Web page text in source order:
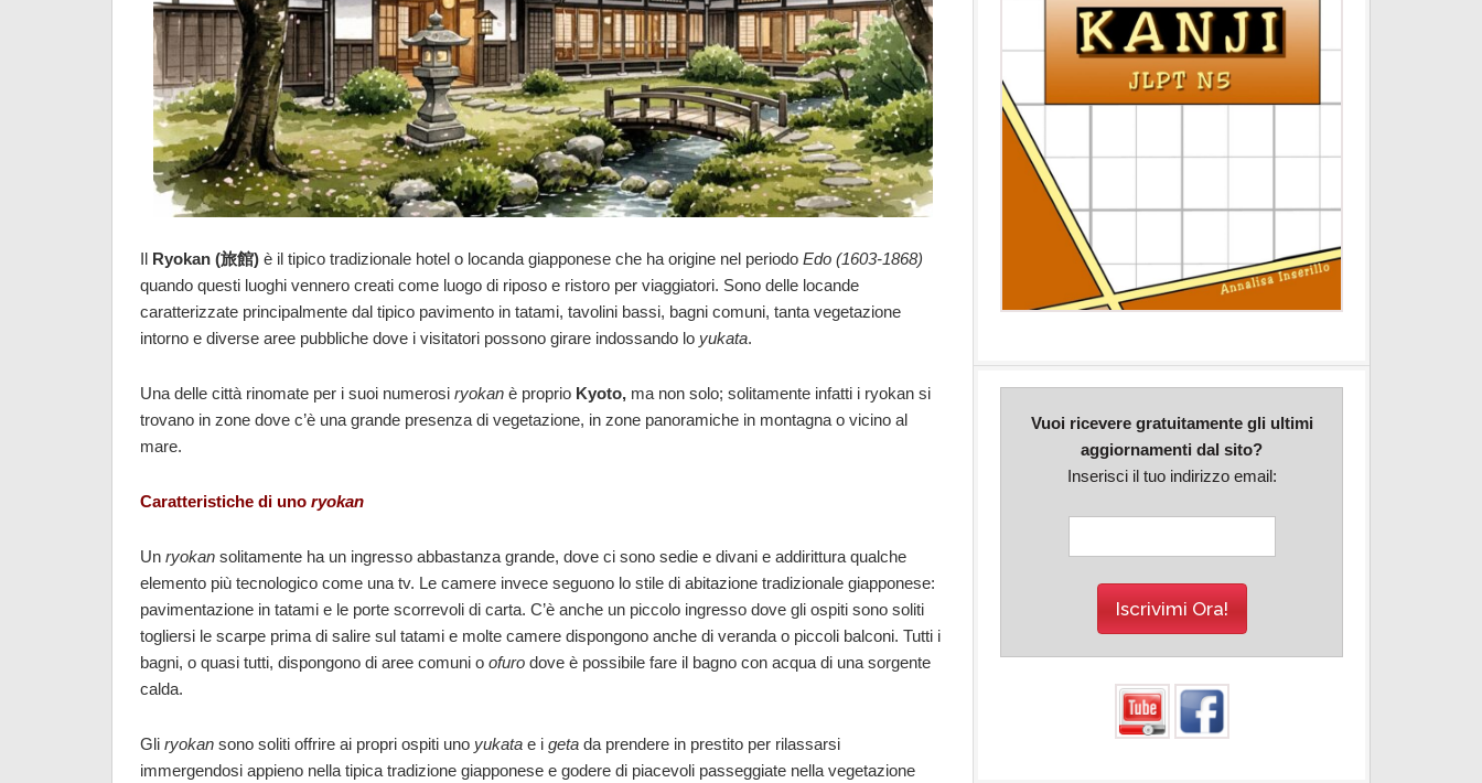
Il Ryokan (旅館) è il tipico tradizionale hotel o locanda giapponese che ha origine nel periodo Edo (1603-1868)
quando questi luoghi vennero creati come luogo di riposo e ristoro per viaggiatori. Sono delle locande
caratterizzate principalmente dal tipico pavimento in tatami, tavolini bassi, bagni comuni, tanta vegetazione
intorno e diverse aree pubbliche dove i visitatori possono girare indossando lo yukata.
Una delle città rinomate per i suoi numerosi ryokan è proprio Kyoto, ma non solo; solitamente infatti i ryokan si
trovano in zone dove c’è una grande presenza di vegetazione, in zone panoramiche in montagna o vicino al
mare.
Caratteristiche di uno ryokan
Un ryokan solitamente ha un ingresso abbastanza grande, dove ci sono sedie e divani e addirittura qualche
elemento più tecnologico come una tv. Le camere invece seguono lo stile di abitazione tradizionale giapponese:
pavimentazione in tatami e le porte scorrevoli di carta. C’è anche un piccolo ingresso dove gli ospiti sono soliti
togliersi le scarpe prima di salire sul tatami e molte camere dispongono anche di veranda o piccoli balconi. Tutti i
bagni, o quasi tutti, dispongono di aree comuni o ofuro dove è possibile fare il bagno con acqua di una sorgente
calda.
Gli ryokan sono soliti offrire ai propri ospiti uno yukata e i geta da prendere in prestito per rilassarsi
immergendosi appieno nella tipica tradizione giapponese e godere di piacevoli passeggiate nella vegetazione
Vuoi ricevere gratuitamente gli ultimi
aggiornamenti dal sito?
Inserisci il tuo indirizzo email: